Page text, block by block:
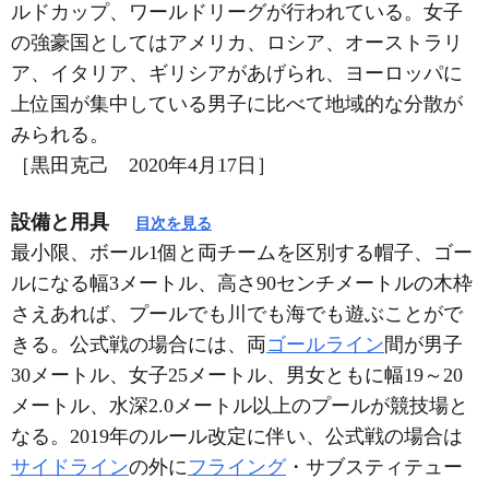
ルドカップ、ワールドリーグが行われている。女子
の強豪国としてはアメリカ、ロシア、オーストラリ
ア、イタリア、ギリシアがあげられ、ヨーロッパに
上位国が集中している男子に比べて地域的な分散が
みられる。
［黒田克己 2020年4月17日］
設備と用具 目次を見る
最小限、ボール1個と両チームを区別する帽子、ゴー
ルになる幅3メートル、高さ90センチメートルの木枠
さえあれば、プールでも川でも海でも遊ぶことがで
きる。公式戦の場合には、両ゴールライン間が男子
30メートル、女子25メートル、男女ともに幅19～20
メートル、水深2.0メートル以上のプールが競技場と
なる。2019年のルール改定に伴い、公式戦の場合は
サイドラインの外にフライング・サブスティテュー